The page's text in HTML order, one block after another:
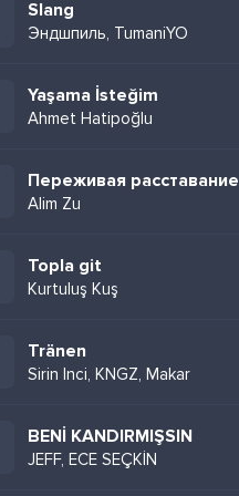
Slang
Эндшпиль, TumaniYO
Yaşama İsteğim
Ahmet Hatipoğlu
Переживая расставание
Alim Zu
Topla git
Kurtuluş Kuş
Tränen
Sirin Inci, KNGZ, Makar
BENİ KANDIRMIŞSIN
JEFF, ECE SEÇKİN